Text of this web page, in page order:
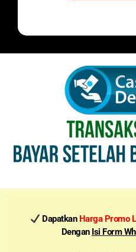
Dapatkan Harga Promo
Dengan Isi Form